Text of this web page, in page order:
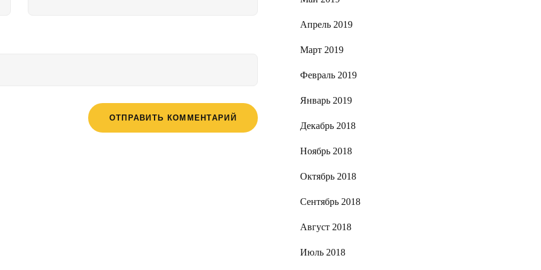
Апрель 2019
Март 2019
Февраль 2019
Январь 2019
Декабрь 2018
Ноябрь 2018
Октябрь 2018
Сентябрь 2018
Август 2018
Июль 2018